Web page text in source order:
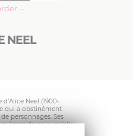
NEEL
···
Neel (1900-
qui a obstinément
personnages. Ses
âmes de ceux qu’elle